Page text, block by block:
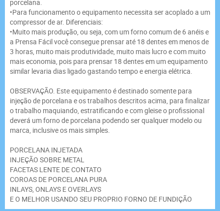
porcelana.
•Para funcionamento o equipamento necessita ser acoplado a um
compressor de ar. Diferenciais:
•Muito mais produção, ou seja, com um forno comum de 6 anéis e
a Prensa Fácil você consegue prensar até 18 dentes em menos de
3 horas, muito mais produtividade, muito mais lucro e com muito
mais economia, pois para prensar 18 dentes em um equipamento
similar levaria dias ligado gastando tempo e energia elétrica.
OBSERVAÇÃO. Este equipamento é destinado somente para
injeção de porcelana e os trabalhos descritos acima, para finalizar
o trabalho maquiando, estratificando e com gleise o profissional
deverá um forno de porcelana podendo ser qualquer modelo ou
marca, inclusive os mais simples.
PORCELANA INJETADA
INJEÇÃO SOBRE METAL
FACETAS LENTE DE CONTATO
COROAS DE PORCELANA PURA
INLAYS, ONLAYS E OVERLAYS
E O MELHOR USANDO SEU PROPRIO FORNO DE FUNDIÇÃO